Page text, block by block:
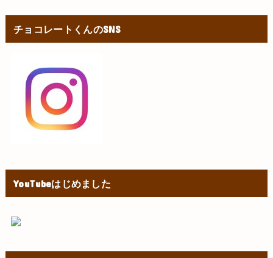
チョコレートくんのSNS
YouTubeはじめました